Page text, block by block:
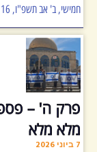
חמישי, ב' אב תשפ"ו, 16 ביולי 2025, 18:30–20:30 • בית העמותות הירושלמי,
פרק ה' –
מלא מלא
7 ביוני 2026